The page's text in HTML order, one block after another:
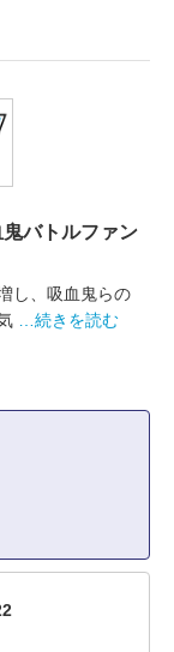
バトルファン
し、吸血鬼らの
…続きを読む